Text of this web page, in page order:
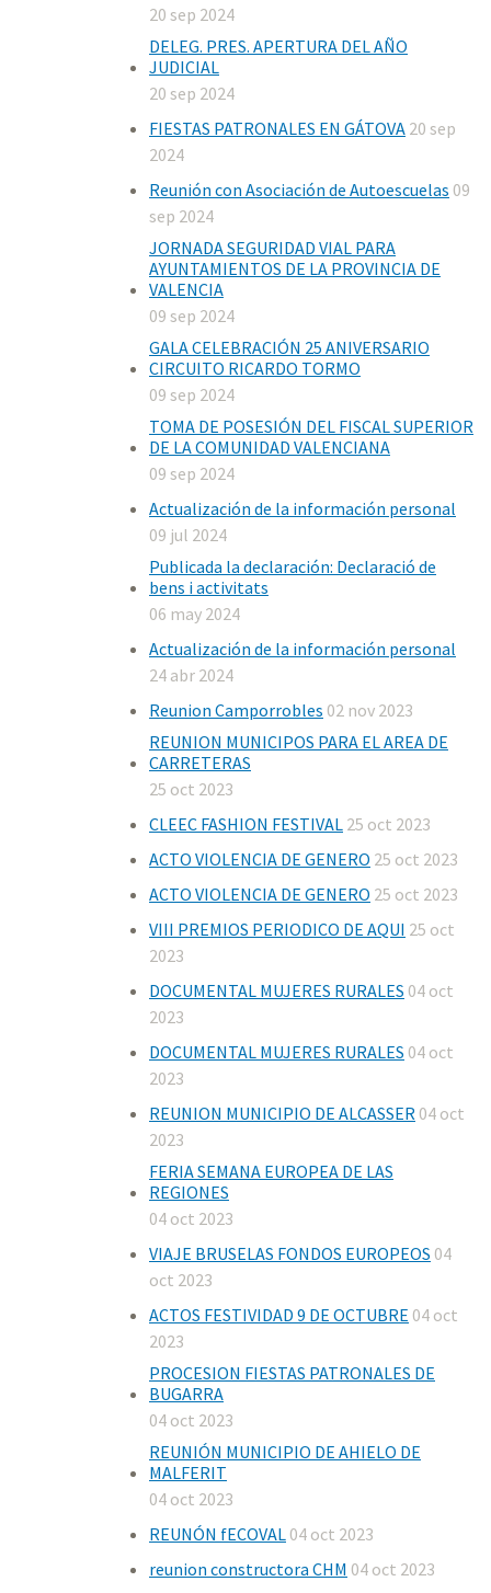
20 sep 2024
DELEG. PRES. APERTURA DEL AÑO
JUDICIAL
20 sep 2024
FIESTAS PATRONALES EN GÁTOVA 20 sep
2024
Reunión con Asociación de Autoescuelas 09
sep 2024
JORNADA SEGURIDAD VIAL PARA
AYUNTAMIENTOS DE LA PROVINCIA DE
VALENCIA
09 sep 2024
GALA CELEBRACIÓN 25 ANIVERSARIO
CIRCUITO RICARDO TORMO
09 sep 2024
TOMA DE POSESIÓN DEL FISCAL SUPERIOR
DE LA COMUNIDAD VALENCIANA
09 sep 2024
Actualización de la información personal
09 jul 2024
Publicada la declaración: Declaració de
bens i activitats
06 may 2024
Actualización de la información personal
24 abr 2024
Reunion Camporrobles 02 nov 2023
REUNION MUNICIPOS PARA EL AREA DE
CARRETERAS
25 oct 2023
CLEEC FASHION FESTIVAL 25 oct 2023
ACTO VIOLENCIA DE GENERO 25 oct 2023
ACTO VIOLENCIA DE GENERO 25 oct 2023
VIII PREMIOS PERIODICO DE AQUI 25 oct
2023
DOCUMENTAL MUJERES RURALES 04 oct
2023
DOCUMENTAL MUJERES RURALES 04 oct
2023
REUNION MUNICIPIO DE ALCASSER 04 oct
2023
FERIA SEMANA EUROPEA DE LAS
REGIONES
04 oct 2023
VIAJE BRUSELAS FONDOS EUROPEOS 04
oct 2023
ACTOS FESTIVIDAD 9 DE OCTUBRE 04 oct
2023
PROCESION FIESTAS PATRONALES DE
BUGARRA
04 oct 2023
REUNIÓN MUNICIPIO DE AHIELO DE
MALFERIT
04 oct 2023
REUNÓN fECOVAL 04 oct 2023
reunion constructora CHM 04 oct 2023